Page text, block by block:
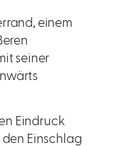
einem
seiner
Eindruck
Einschlag